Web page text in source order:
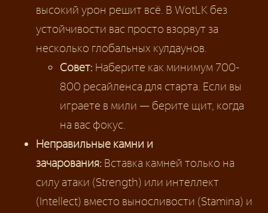
высокий урон решит всё. В WotLK без
устойчивости вас просто взорвут за
несколько глобальных кулдаунов.
Совет: Наберите как минимум 700-
800 ресайленса для старта. Если вы
играете в мили — берите щит, когда
на вас фокус.
Неправильные камни и
зачарования: Вставка камней только на
силу атаки (Strength) или интеллект
(Intellect) вместо выносливости (Stamina) и